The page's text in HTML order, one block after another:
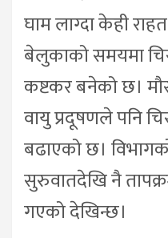
घाम लाग्दा केही
बेलुकाको समयमा
कष्टकर बनेको छ।
वायु प्रदूषणले पनि
बढाएको छ।
सुरुवातदेखि नै
गएको देखिन्छ।